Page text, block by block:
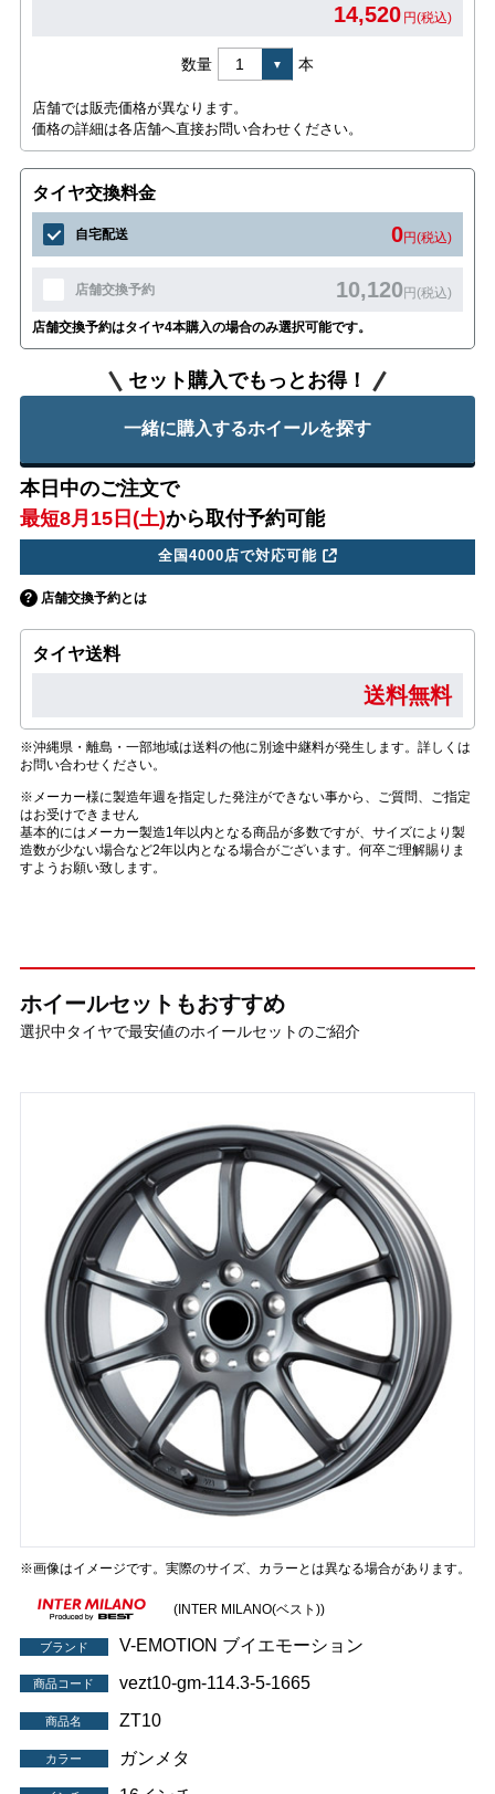
14,520 円(税込)
数量 本
店舗では販売価格が異なります。
価格の詳細は各店舗へ直接お問い合わせください。
タイヤ交換料金
自宅配送 0円(税込)
店舗交換予約 10,120円(税込)
店舗交換予約はタイヤ4本購入の場合のみ選択可能です。
セット購入でもっとお得！
一緒に購入するホイールを探す
本日中のご注文で
最短8月15日(土)から取付予約可能
全国4000店で対応可能
店舗交換予約とは
タイヤ送料
送料無料
※沖縄県・離島・一部地域は送料の他に別途中継料が発生します。詳しくは
お問い合わせください。
※メーカー様に製造年週を指定した発注ができない事から、ご質問、ご指定
はお受けできません
基本的にはメーカー製造1年以内となる商品が多数ですが、サイズにより製
造数が少ない場合など2年以内となる場合がございます。何卒ご理解賜りま
すようお願い致します。
ホイールセットもおすすめ
選択中タイヤで最安値のホイールセットのご紹介
※画像はイメージです。実際のサイズ、カラーとは異なる場合があります。
(INTER MILANO(ベスト))
ブランド V-EMOTION ブイエモーション
商品コード vezt10-gm-114.3-5-1665
商品名 ZT10
カラー ガンメタ